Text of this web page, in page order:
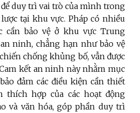
duy trì vai trò của mình trong
tại khu vực. Pháp có nhiều
cần bảo vệ ở khu vực Trung
ninh, chẳng hạn như bảo vệ
chống khủng bố, vẫn được
kết an ninh này nhằm mục
đảm các điều kiện cần thiết
thích hợp của các hoạt động
và văn hóa, góp phần duy trì